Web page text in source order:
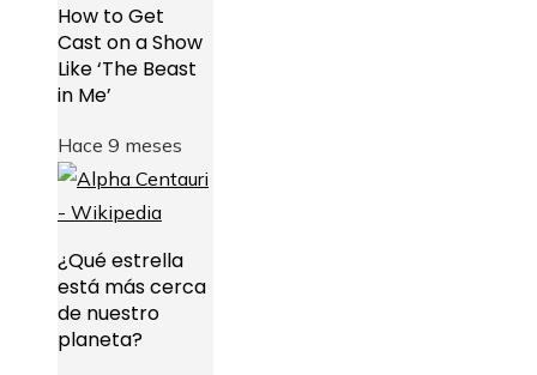
How to Get
Cast on a Show
Like ‘The Beast
in Me’
Hace 9 meses
¿Qué estrella
está más cerca
de nuestro
planeta?